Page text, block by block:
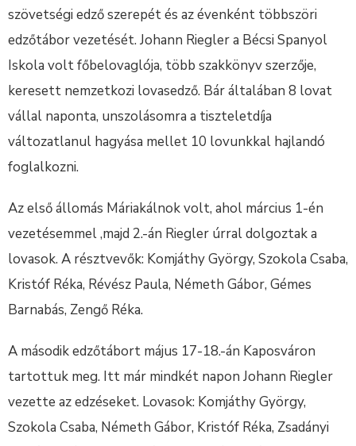
szövetségi edző szerepét és az évenként többszöri
edzőtábor vezetését. Johann Riegler a Bécsi Spanyol
Iskola volt főbelovaglója, több szakkönyv szerzője,
keresett nemzetkozi lovasedző. Bár általában 8 lovat
vállal naponta, unszolásomra a tiszteletdíja
változatlanul hagyása mellet 10 lovunkkal hajlandó
foglalkozni.
Az első állomás Máriakálnok volt, ahol március 1-én
vezetésemmel ,majd 2.-án Riegler úrral dolgoztak a
lovasok. A résztvevők: Komjáthy György, Szokola Csaba,
Kristóf Réka, Révész Paula, Németh Gábor, Gémes
Barnabás, Zengő Réka.
A második edzőtábort május 17-18.-án Kaposváron
tartottuk meg. Itt már mindkét napon Johann Riegler
vezette az edzéseket. Lovasok: Komjáthy György,
Szokola Csaba, Németh Gábor, Kristóf Réka, Zsadányi